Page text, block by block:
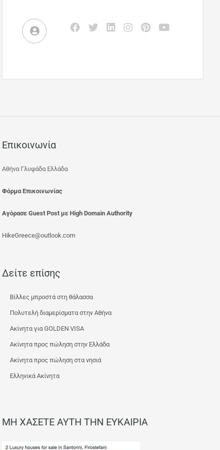
Επικοινωνία
Αθήνα Γλυφάδα Ελλάδα
Φόρμα Επικοινωνίας
Αγόρασε Guest Post με High Domain Authority
HikeGreece@outlook.com
Δείτε επίσης
Βίλλες μπροστά στη θάλασσα
Πολυτελή διαμερίσματα στην Αθήνα
Ακίνητα για GOLDEN VISA
Ακίνητα προς πώληση στην Ελλάδα
Ακίνητα προς πώληση στα νησιά
Ελληνικά Ακίνητα
ΜΗ ΧΑΣΕΤΕ ΑΥΤΗ ΤΗΝ ΕΥΚΑΙΡΙΑ